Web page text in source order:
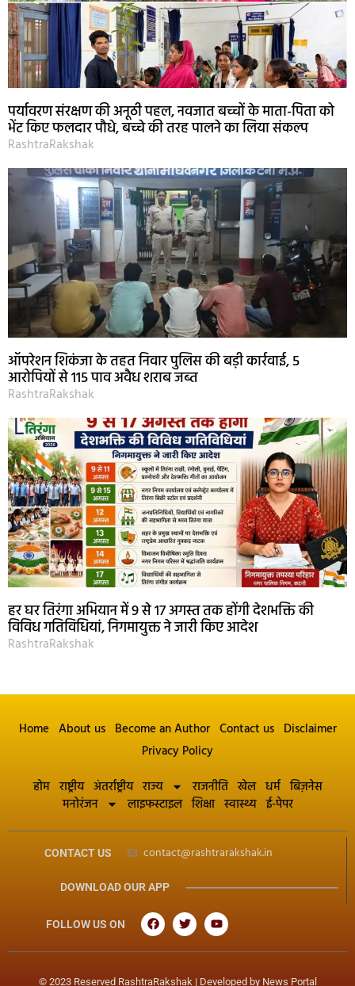
पर्यावरण संरक्षण की अनूठी पहल, नवजात बच्चों के माता-पिता को
भेंट किए फलदार पौधे, बच्चे की तरह पालने का लिया संकल्प
RashtraRakshak
ऑपरेशन शिकंजा के तहत निवार पुलिस की बड़ी कार्रवाई, 5
आरोपियों से 115 पाव अवैध शराब जब्त
RashtraRakshak
हर घर तिरंगा अभियान में 9 से 17 अगस्त तक होंगी देशभक्ति की
विविध गतिविधियां, निगमायुक्त ने जारी किए आदेश
RashtraRakshak
Home About us Become an Author Contact us Disclaimer
Privacy Policy
होम राष्ट्रीय अंतर्राष्ट्रीय राज्य राजनीति खेल धर्म बिज़नेस
मनोरंजन
लाइफस्टाइल शिक्षा स्वास्थ्य ई-पेपर
CONTACT US contact@rashtrarakshak.in
DOWNLOAD OUR APP
FOLLOW US ON
© 2023 Reserved RashtraRakshak | Developed by News Portal